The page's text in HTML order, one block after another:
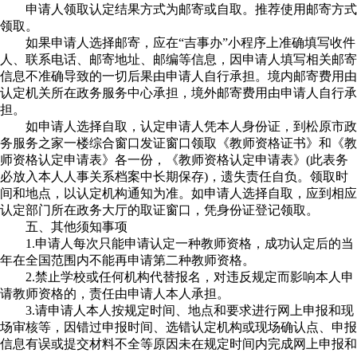
申请人领取认定结果方式为邮寄或自取。推荐使用邮寄方式
领取。
如果申请人选择邮寄，应在“吉事办”小程序上准确填写收件
人、联系电话、邮寄地址、邮编等信息，因申请人填写相关邮寄
信息不准确导致的一切后果由申请人自行承担。境内邮寄费用由
认定机关所在政务服务中心承担，境外邮寄费用由申请人自行承
担。
如申请人选择自取，认定申请人凭本人身份证，到松原市政
务服务之家一楼综合窗口发证窗口领取《教师资格证书》和《教
师资格认定申请表》各一份，《教师资格认定申请表》(此表务
必放入本人人事关系档案中长期保存)，遗失责任自负。领取时
间和地点，以认定机构通知为准。如申请人选择自取，应到相应
认定部门所在政务大厅的取证窗口，凭身份证登记领取。
五、其他须知事项
1.申请人每次只能申请认定一种教师资格，成功认定后的当
年在全国范围内不能再申请第二种教师资格。
2.禁止学校或任何机构代替报名，对违反规定而影响本人申
请教师资格的，责任由申请人本人承担。
3.请申请人本人按规定时间、地点和要求进行网上申报和现
场审核等，因错过申报时间、选错认定机构或现场确认点、申报
信息有误或提交材料不全等原因未在规定时间内完成网上申报和